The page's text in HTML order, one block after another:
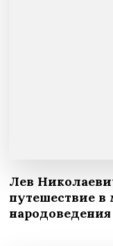
Лев
путешествие
народоведения